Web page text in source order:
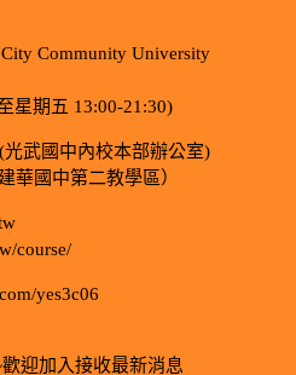
Community University
星期五 13:00-21:30)
武國中內校本部辦公室)
華國中第二教學區）
course/
yes3c06
迎加入接收最新消息